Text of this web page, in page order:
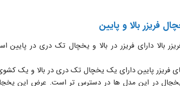
فریزر بالا و پایین
بالا دارای فریزر در بالا و یخچال تک دری در
فریزر پایین دارای یک یخچال تک دری در بالا و یک